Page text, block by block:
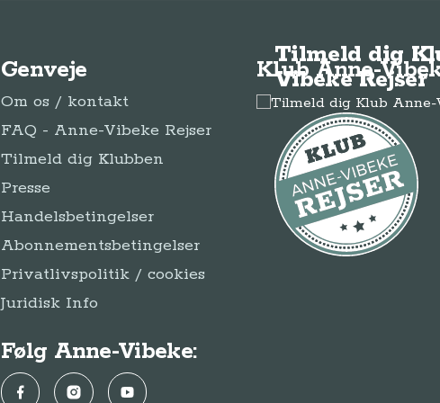
Genveje
Om os / kontakt
FAQ - Anne-Vibeke Rejser
Tilmeld dig Klubben
Presse
Handelsbetingelser
Abonnementsbetingelser
Privatlivspolitik / cookies
Juridisk Info
Følg Anne-Vibeke:
FacebookInstagramYouTube
Klub Anne-
Tilmeld dig
Vibeke Rejser